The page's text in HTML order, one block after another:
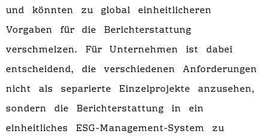
und könnten zu global einheitlicheren
Vorgaben für die Berichterstattung
verschmelzen. Für Unternehmen ist dabei
entscheidend, die verschiedenen Anforderungen
nicht als separierte Einzelprojekte anzusehen,
sondern die Berichterstattung in ein
einheitliches ESG-Management-System zu